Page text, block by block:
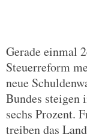
Gerade einmal
Steuerreform
neue
Bundes steigen
sechs Prozent.
treiben das